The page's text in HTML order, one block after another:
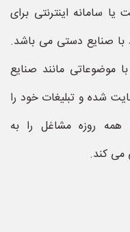
سامانه اینترنتی برای
صنایع دستی می باشد.
موضوعاتی مانند صنایع
شده و تبلیغات خود را
همه روزه مشاغل را به
می کند.